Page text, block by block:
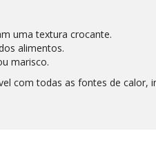
uma textura crocante.
alimentos.
marisco.
com todas as fontes de calor,